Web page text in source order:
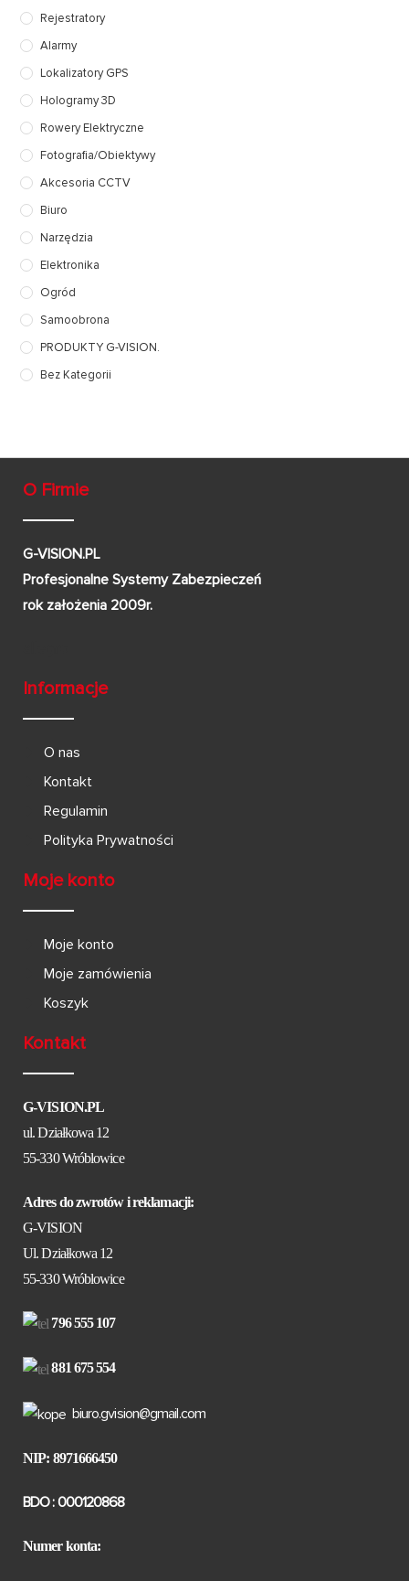
Rejestratory
Alarmy
Lokalizatory GPS
Hologramy 3D
Rowery Elektryczne
Fotografia/Obiektywy
Akcesoria CCTV
Biuro
Narzędzia
Elektronika
Ogród
Samoobrona
PRODUKTY G-VISION.
Bez Kategorii
O Firmie
G-VISION.PL
Profesjonalne Systemy Zabezpieczeń
rok założenia 2009r.
Informacje
O nas
Kontakt
Regulamin
Polityka Prywatności
Moje konto
Moje konto
Moje zamówienia
Koszyk
Kontakt
G-VISION.PL
ul. Działkowa 12
55-330 Wróblowice
Adres do zwrotów i reklamacji:
G-VISION
Ul. Działkowa 12
55-330 Wróblowice
796 555 107
881 675 554
biuro.gvision@gmail.com
NIP: 8971666450
BDO : 000120868
Numer konta: